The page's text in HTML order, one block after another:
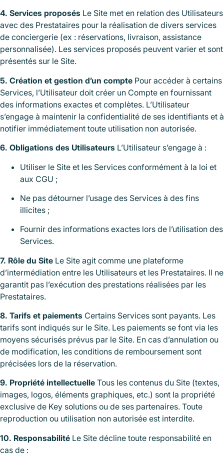
4. Services proposés Le Site met en relation des Utilisateurs
avec des Prestataires pour la réalisation de divers services
de conciergerie (ex : réservations, livraison, assistance
personnalisée). Les services proposés peuvent varier et sont
présentés sur le Site.
5. Création et gestion d’un compte Pour accéder à certains
Services, l’Utilisateur doit créer un Compte en fournissant
des informations exactes et complètes. L’Utilisateur
s’engage à maintenir la confidentialité de ses identifiants et à
notifier immédiatement toute utilisation non autorisée.
6. Obligations des Utilisateurs L’Utilisateur s’engage à :
Utiliser le Site et les Services conformément à la loi et
aux CGU ;
Ne pas détourner l’usage des Services à des fins
illicites ;
Fournir des informations exactes lors de l’utilisation des
Services.
7. Rôle du Site Le Site agit comme une plateforme
d’intermédiation entre les Utilisateurs et les Prestataires. Il ne
garantit pas l’exécution des prestations réalisées par les
Prestataires.
8. Tarifs et paiements Certains Services sont payants. Les
tarifs sont indiqués sur le Site. Les paiements se font via les
moyens sécurisés prévus par le Site. En cas d’annulation ou
de modification, les conditions de remboursement sont
précisées lors de la réservation.
9. Propriété intellectuelle Tous les contenus du Site (textes,
images, logos, éléments graphiques, etc.) sont la propriété
exclusive de Key solutions ou de ses partenaires. Toute
reproduction ou utilisation non autorisée est interdite.
10. Responsabilité Le Site décline toute responsabilité en
cas de :